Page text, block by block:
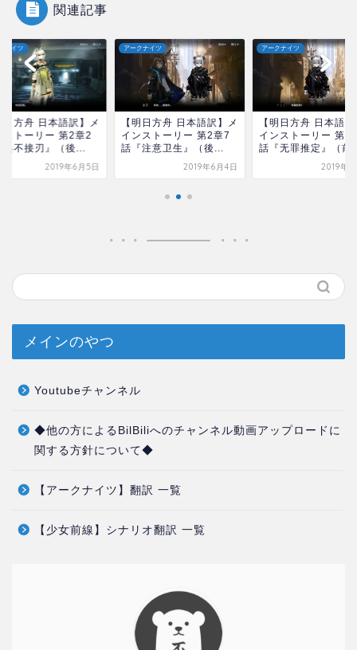
関連記事
ナイツ
日方舟 日本語訳】メ
ストーリー 第2章2
兵不接刃』（後...
2019年6月5日
アークナイツ
【明日方舟 日本語訳】メ
インストーリー 第2章7
話『注意卫生』（後...
2019年6月4日
アークナイツ
【明日方舟 日本語
インストーリー 第2
話『无罪推定』（前
2019年6
メインのやつ
Youtubeチャンネル
◆他の方によるBilBiliへのチャンネル動画アップロードに
関する方針について◆
【アークナイツ】翻訳 一覧
【少女前線】シナリオ翻訳 一覧